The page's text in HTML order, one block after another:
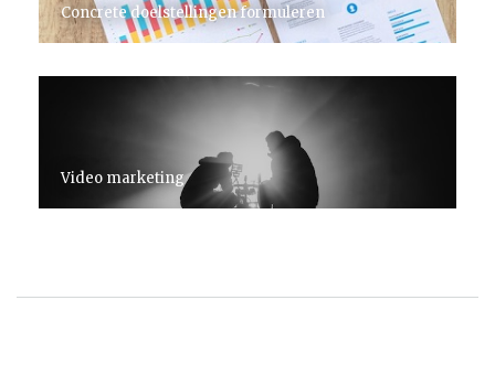
Concrete doelstellingen formuleren
Video marketing